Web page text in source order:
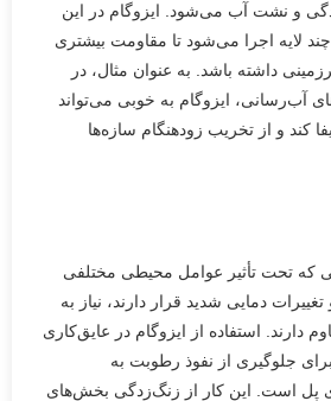
و نشت آب می‌شود. ایزوگام در این
چند لایه اجرا می‌شود تا مقاومت بیشتری
داشته باشد. به عنوان مثال، در
آب‌رسانی، ایزوگام به خوبی می‌تواند
کند و از تخریب زودهنگام سازه‌ها
که تحت تأثیر عوامل محیطی مختلفی
دمایی شدید قرار دارند، نیاز به
دارند. استفاده از ایزوگام در عایق‌کاری
جلوگیری از نفوذ رطوبت به
پل است. این کار از زنگ‌زدگی بخش‌های